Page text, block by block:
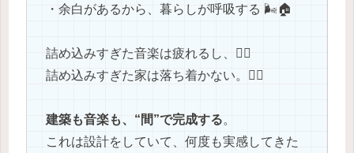
・余白があるから、暮らしが呼吸する 🌬️🏠
詰め込みすぎた音楽は疲れるし、😵‍💫
詰め込みすぎた家は落ち着かない。😮‍💨
建築も音楽も、“間”で完成する。
これは設計をしていて、何度も実感してきた